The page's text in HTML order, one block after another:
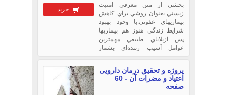
خرید
بخشی از متن معرفي امنيت
زيستي بعنوان روشي براي كاهش
بيماريهاي عفوني:با وجود بهبود
شرايط زندگي هنوز هم بيماريها
پس ازبلاياي طبيعي مهمترين
عوامل آسيب زننده‌اي بشمار
خسارات مالي و جاني فراواني به
بار مي‌آورند. بيماريها ...
پروژه و تحقیق درمان دارویی
اعتیاد و مضرات آن - 60
صفحه